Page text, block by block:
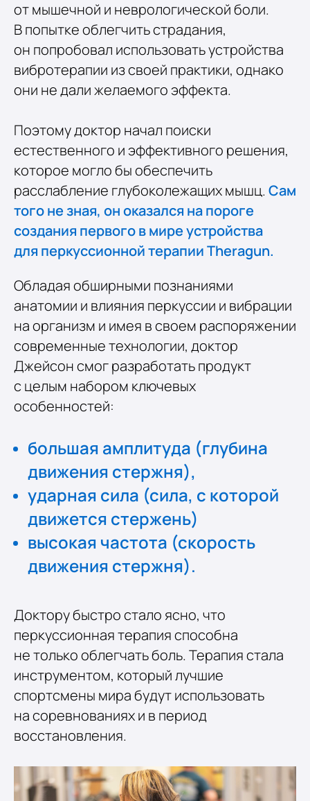
от мышечной и неврологической боли.
В попытке облегчить страдания,
он попробовал использовать устройства
вибротерапии из своей практики, однако
они не дали желаемого эффекта.
Поэтому доктор начал поиски
естественного и эффективного решения,
которое могло бы обеспечить
расслабление глубоколежащих мышц.Сам
того не зная, он оказался на пороге
создания первого в мире устройства
для перкуссионной терапии Theragun.
Обладая обширными познаниями
анатомии и влияния перкуссии и вибрации
на организм и имея в своем распоряжении
современные технологии, доктор
Джейсон смог разработать продукт
с целым набором ключевых
особенностей:
большая амплитуда (глубина
движения стержня),
ударная сила (сила, с которой
движется стержень)
высокая частота (скорость
движения стержня).
Доктору быстро стало ясно, что
перкуссионная терапия способна
не только облегчать боль. Терапия стала
инструментом, который лучшие
спортсмены мира будут использовать
на соревнованиях и в период
восстановления.